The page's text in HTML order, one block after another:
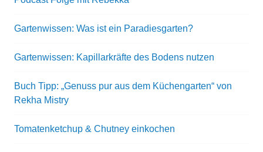
Gartenwissen: Was ist ein Paradiesgarten?
Gartenwissen: Kapillarkräfte des Bodens nutzen
Buch Tipp: „Genuss pur aus dem Küchengarten“ von
Rekha Mistry
Tomatenketchup & Chutney einkochen